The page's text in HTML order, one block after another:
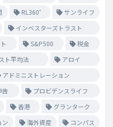
RL360゜
サンライフ
インベスターズトラスト
S&P500
税金
ト平均法
アロイ
アドミニストレーション
告
プロビデンスライフ
香港
グランターク
ン 海外資産
コンパス